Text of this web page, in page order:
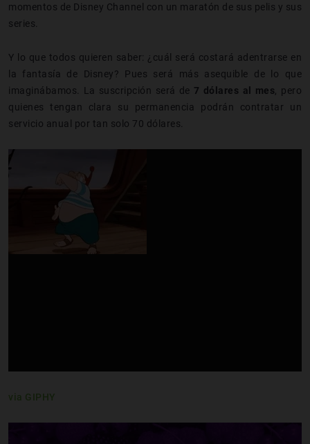
momentos de Disney Channel con un maratón de sus pelis y sus
series.
Y lo que todos quieren saber: ¿cuál será costará adentrarse en
la fantasía de Disney? Pues será más asequible de lo que
imaginábamos. La suscripción será de 7 dólares al mes , pero
quienes tengan clara su permanencia podrán contratar un
servicio anual por tan solo 70 dólares.
via GIPHY